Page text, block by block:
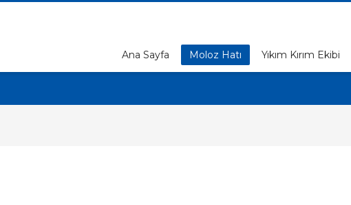
Ana Sayfa Moloz Hatı Yıkım Kırım Ekibi